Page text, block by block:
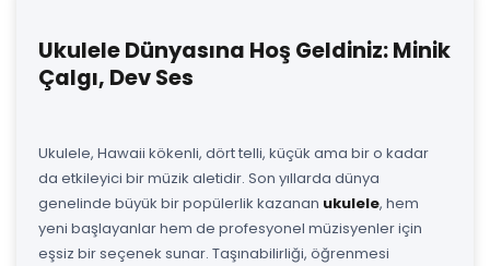
Ukulele Dünyasına Hoş Geldiniz: Minik
Çalgı, Dev Ses
Ukulele, Hawaii kökenli, dört telli, küçük ama bir o kadar
da etkileyici bir müzik aletidir. Son yıllarda dünya
genelinde büyük bir popülerlik kazanan ukulele, hem
yeni başlayanlar hem de profesyonel müzisyenler için
eşsiz bir seçenek sunar. Taşınabilirliği, öğrenmesi